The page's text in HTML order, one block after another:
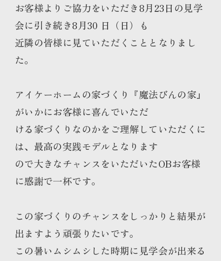
お客様よりご協力をいただき8月23日の見学
会に引き続き8月30 日（日）も
近隣の皆様に見ていただくこととなりまし
た。
アイケーホームの家づくり『魔法びんの家』
がいかにお客様に喜んでいただ
ける家づくりなのかをご理解していただくに
は、最高の実践モデルとなります
ので大きなチャンスをいただいたOBお客様
に感謝で一杯です。
この家づくりのチャンスをしっかりと結果が
出ますよう頑張りたいです。
この暑いムシムシした時期に見学会が出来る